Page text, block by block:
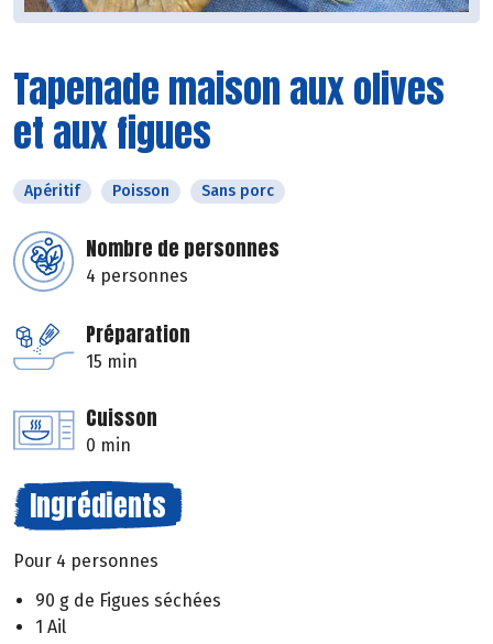
Tapenade maison aux olives
et aux figues
Apéritif Poisson Sans porc
Nombre de personnes
4 personnes
Préparation
15 min
Cuisson
0 min
Ingrédients
Pour 4 personnes
90 g de Figues séchées
1 Ail